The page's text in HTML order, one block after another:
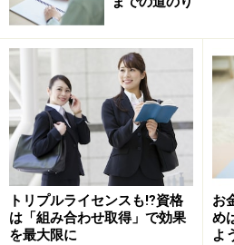
したんですね。
私のような年輩社員が一緒に
験に対するモチベーション向上
思いと、「パソコン自作や家庭
錯誤しながら実践してきた知識
棚卸しできれば」という期待も
次に、具体的な勉強方法をお聞
トリプルライセンスも⁉資格
は「組み合わせ取得」で効果
を最大限に
お
め
よ